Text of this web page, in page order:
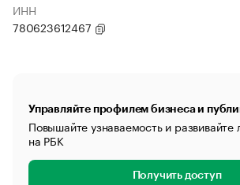
ИНН
780623612467
Управляйте профилем бизнеса и
Повышайте узнаваемость и
на РБК
Получить доступ